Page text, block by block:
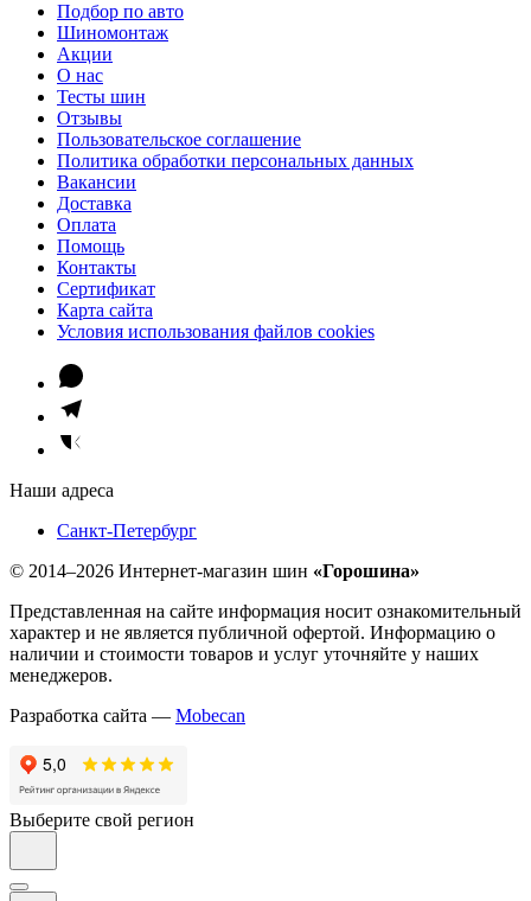
Подбор по авто
Шиномонтаж
Акции
О нас
Тесты шин
Отзывы
Пользовательское соглашение
Политика обработки персональных данных
Вакансии
Доставка
Оплата
Помощь
Контакты
Сертификат
Карта сайта
Условия использования файлов cookies
Наши адреса
Санкт-Петербург
© 2014–2026 Интернет-магазин шин «Горошина»
Представленная на сайте информация носит ознакомительный
характер и не является публичной офертой. Информацию о
наличии и стоимости товаров и услуг уточняйте у наших
менеджеров.
Разработка сайта — Mobecan
Выберите свой регион